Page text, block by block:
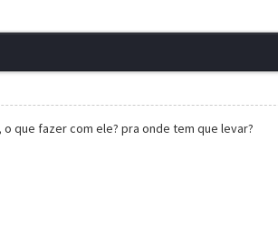
o que fazer com ele? pra onde tem que levar?